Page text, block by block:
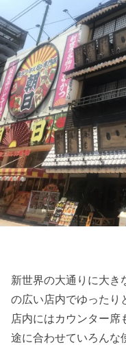
新世界の大通りに大き
の広い店内でゆったり
店内にはカウンター席
途に合わせていろんな